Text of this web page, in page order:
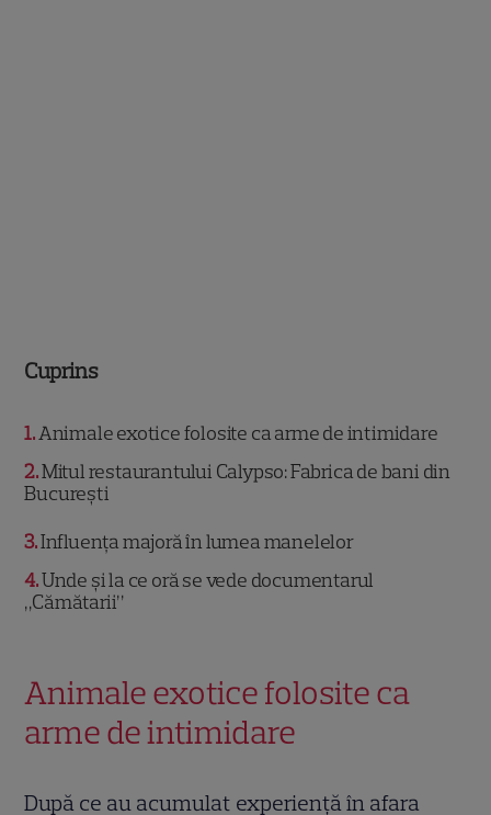
Cuprins
1 Animale exotice folosite ca arme de intimidare
2 Mitul restaurantului Calypso: Fabrica de bani din
București
3 Influența majoră în lumea manelelor
4 Unde și la ce oră se vede documentarul
„Cămătarii”
Animale exotice folosite ca
arme de intimidare
După ce au acumulat experiență în afara